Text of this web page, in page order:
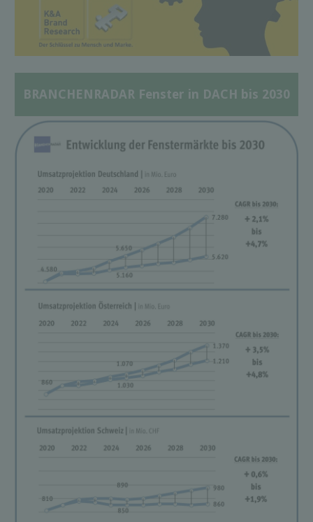
BRANCHENRADAR Fenster in DACH bis 2030